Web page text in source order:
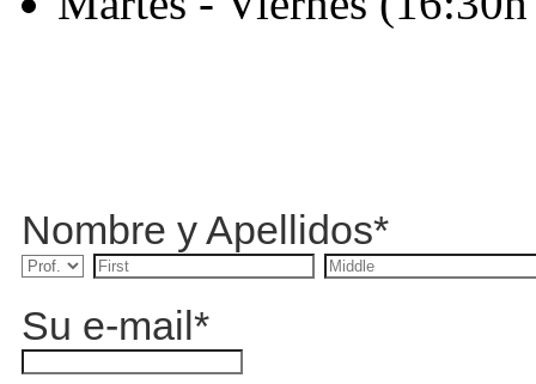
Nombre y Apellidos*
Su e-mail*